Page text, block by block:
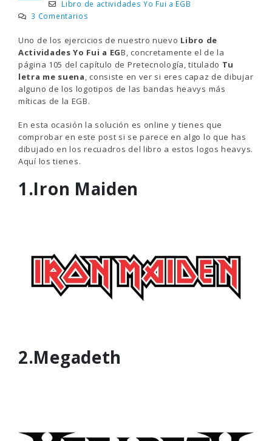
Libro de actividades Yo Fui a EGB
3 Comentarios
Uno de los ejercicios de nuestro nuevo Libro de
Actividades Yo Fui a EGB, concretamente el de la
página 105 del capítulo de Pretecnología, titulado Tu
letra me suena, consiste en ver si eres capaz de dibujar
alguno de los logotipos de las bandas heavys más
míticas de la EGB.
En esta ocasión la solución es online y tienes que
comprobar en este post si se parece en algo lo que has
dibujado en los recuadros del libro a estos logos heavys.
Aquí los tienes.
1.Iron Maiden
2.Megadeth